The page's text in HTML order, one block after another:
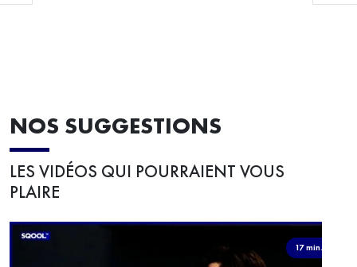
NOS SUGGESTIONS
LES VIDÉOS QUI POURRAIENT VOUS
PLAIRE
17 min.